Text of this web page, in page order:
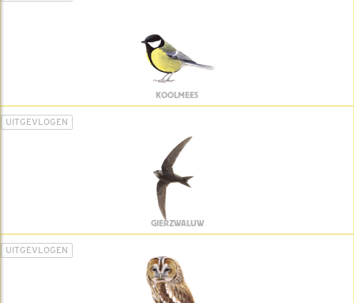
KOOLMEES
UITGEVLOGEN
GIERZWALUW
UITGEVLOGEN